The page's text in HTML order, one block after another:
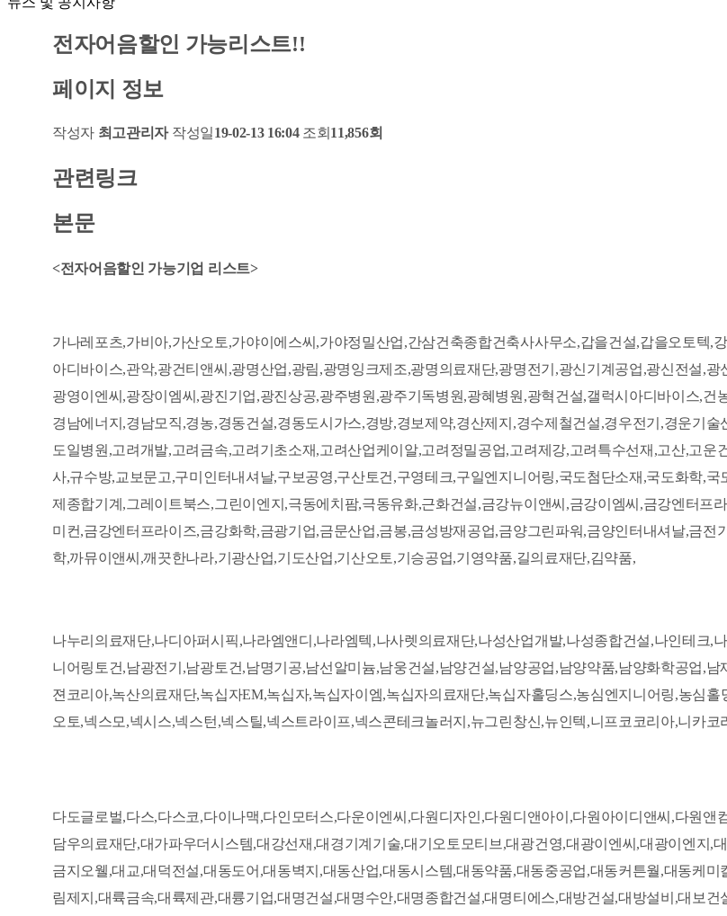
전자어음할인 가능리스트!!
페이지 정보
작성자 최고관리자 작성일19-02-13 16:04조회 11,856회
관련링크
본문
<전자어음할인 가능기업 리스트>
가나레포츠,가비아,가산오토,가야이에스씨,가야정밀산업,간삼건축종합건축사사무소,갑을건설,갑을오토텍,
아디바이스,관악,광건티앤씨,광명산업,광림,광명잉크제조,광명의료재단,광명전기,광신기계공업,광신전설,
광영이엔씨,광장이엠씨,광진기업,광진상공,광주병원,광주기독병원,광혜병원,광혁건설,갤럭시아디바이스,
경남에너지,경남모직,경농,경동건설,경동도시가스,경방,경보제약,경산제지,경수제철건설,경우전기,경운기
도일병원,고려개발,고려금속,고려기초소재,고려산업케이알,고려정밀공업,고려제강,고려특수선재,고산,고
사,규수방,교보문고,구미인터내셔날,구보공영,구산토건,구영테크,구일엔지니어링,국도첨단소재,국도화학,
제종합기계,그레이트북스,그린이엔지,극동에치팜,극동유화,근화건설,금강뉴이앤씨,금강이엠씨,금강엔터프
미컨,금강엔터프라이즈,금강화학,금광기업,금문산업,금봉,금성방재공업,금양그린파워,금양인터내셔날,금
학,까뮤이앤씨,깨끗한나라,기광산업,기도산업,기산오토,기승공업,기영약품,길의료재단,김약품,
나누리의료재단,나디아퍼시픽,나라엠앤디,나라엠텍,나사렛의료재단,나성산업개발,나성종합건설,나인테크,
니어링토건,남광전기,남광토건,남명기공,남선알미늄,남웅건설,남양건설,남양공업,남양약품,남양화학공업,
젼코리아,녹산의료재단,녹십자EM,녹십자,녹십자이엠,녹십자의료재단,녹십자홀딩스,농심엔지니어링,농심
오토,넥스모,넥시스,넥스턴,넥스틸,넥스트라이프,넥스콘테크놀러지,뉴그린창신,뉴인텍,니프코코리아,니카코
다도글로벌,다스,다스코,다이나맥,다인모터스,다운이엔씨,다원디자인,다원디앤아이,다원아이디앤씨,다원
담우의료재단,대가파우더시스템,대강선재,대경기계기술,대기오토모티브,대광건영,대광이엔씨,대광이엔지,
금지오웰,대교,대덕전설,대동도어,대동벽지,대동산업,대동시스템,대동약품,대동중공업,대동커튼월,대동케
림제지,대륙금속,대륙제관,대륭기업,대명건설,대명수안,대명종합건설,대명티에스,대방건설,대방설비,대보